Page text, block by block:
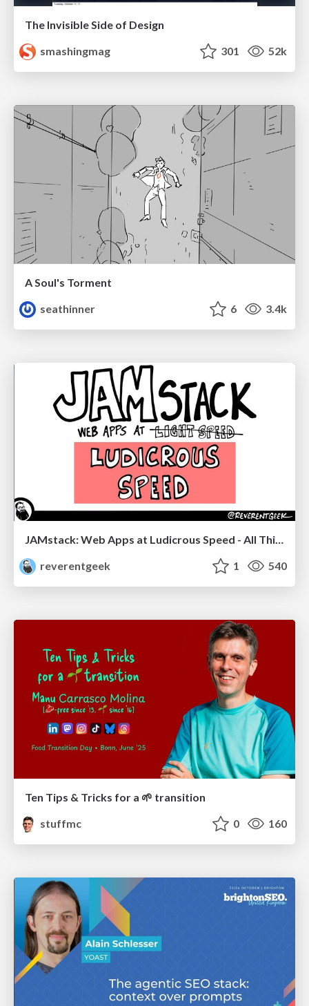
The Invisible Side of Design
smashingmag
301 52k
A Soul's Torment
seathinner
6 3.4k
JAMstack: Web Apps at Ludicrous Speed - All Things Open 2022
reverentgeek
1 540
Ten Tips & Tricks for a 🌱 transition
stuffmc
0 160